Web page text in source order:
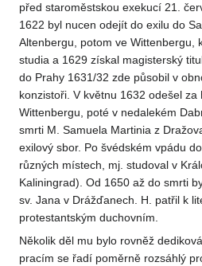
před staroměstskou exekucí 21.
1622 byl nucen odejít do exilu do
Altenbergu, potom ve Wittenbergu,
studia a 1629 získal magisterský
do Prahy 1631/32 zde působil v
konzistoři. V květnu 1632 odešel
Wittenbergu, poté v nedalekém
smrti M. Samuela Martinia z
exilový sbor. Po švédském vpádu
různých místech, mj. studoval v
Kaliningrad). Od 1650 až do smrti
sv. Jana v Drážďanech. H. patřil k
protestantským duchovním.
Několik děl mu bylo rovněž
pracím se řadí poměrně rozsáhlý